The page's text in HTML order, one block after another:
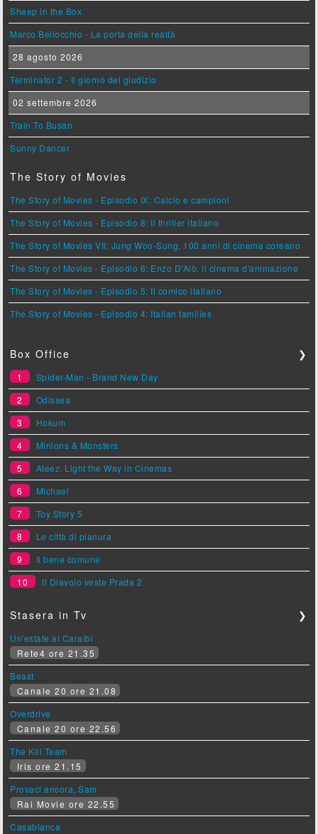
Sheep in the Box
Marco Bellocchio - La porta della realtà
28 agosto 2026
Terminator 2 - Il giorno del giudizio
02 settembre 2026
Train To Busan
Sunny Dancer
The Story of Movies
The Story of Movies - Episodio IX: Calcio e campioni
The Story of Movies - Episodio 8: Il thriller italiano
The Story of Movies VII: Jung Woo-Sung, 100 anni di cinema coreano
The Story of Movies - Episodio 6: Enzo D'Alò, il cinema d'animazione
The Story of Movies - Episodio 5: Il comico italiano
The Story of Movies - Episodio 4: Italian families
Box Office ❯
1
Spider-Man - Brand New Day
2
Odissea
3
Hokum
4
Minions & Monsters
5
Ateez: Light the Way in Cinemas
6
Michael
7
Toy Story 5
8
Le città di pianura
9
Il bene comune
10
Il Diavolo veste Prada 2
Stasera in Tv ❯
Un'estate ai Caraibi
Rete4 ore 21.35
Beast
Canale 20 ore 21.08
Overdrive
Canale 20 ore 22.56
The Kill Team
Iris ore 21.15
Provaci ancora, Sam
Rai Movie ore 22.55
Casablanca